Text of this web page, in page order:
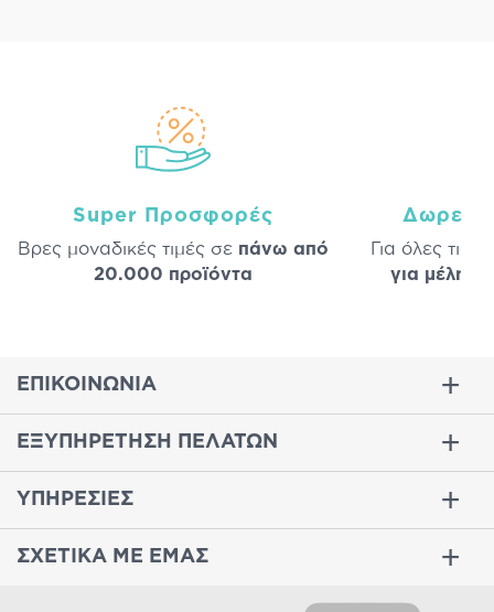
Super Προσφορές
Βρες μοναδικές τιμές σε πάνω από
20.000 προϊόντα
Δωρεάν
Για όλες τις
για μέλη
ΕΠΙΚΟΙΝΩΝΙΑ
ΕΞΥΠΗΡΕΤΗΣΗ ΠΕΛΑΤΩΝ
ΥΠΗΡΕΣΙΕΣ
ΣΧΕΤΙΚΑ ΜΕ ΕΜΑΣ